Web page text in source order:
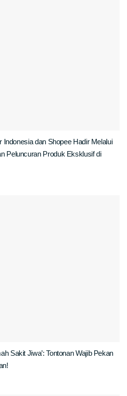
Indonesia dan Shopee Hadir Melalui
Peluncuran Produk Eksklusif di
Sakit Jiwa’: Tontonan Wajib Pekan